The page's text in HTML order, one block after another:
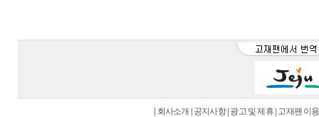
회사소개 공지사항| 광고 및 제휴| 고재팬 이